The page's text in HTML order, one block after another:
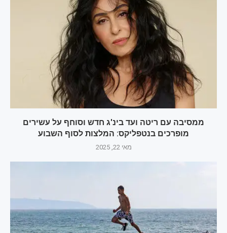
ממסיבה עם ריטה ועד בינ'ג חדש וסוחף על עשירים
מופרכים בנטפליקס: המלצות לסוף השבוע
מאי 22, 2025